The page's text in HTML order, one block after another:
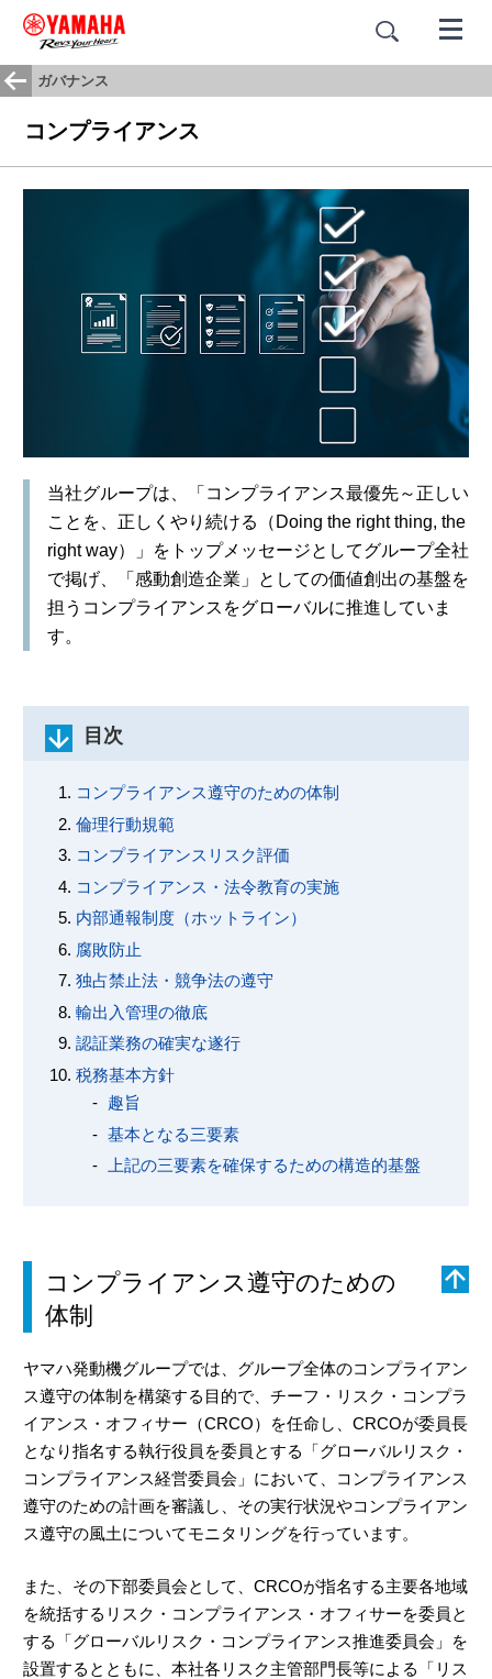
ガバナンス
コンプライアンス
当社グループは、「コンプライアンス最優先～正しい
ことを、正しくやり続ける（Doing the right thing, the
right way）」をトップメッセージとしてグループ全社
で掲げ、「感動創造企業」としての価値創出の基盤を
担うコンプライアンスをグローバルに推進していま
す。
目次
コンプライアンス遵守のための体制
倫理行動規範
コンプライアンスリスク評価
コンプライアンス・法令教育の実施
内部通報制度（ホットライン）
腐敗防止
独占禁止法・競争法の遵守
輸出入管理の徹底
認証業務の確実な遂行
税務基本方針
趣旨
基本となる三要素
上記の三要素を確保するための構造的基盤
コンプライアンス遵守のための
体制
ヤマハ発動機グループでは、グループ全体のコンプライアン
ス遵守の体制を構築する目的で、チーフ・リスク・コンプラ
イアンス・オフィサー（CRCO）を任命し、CRCOが委員長
となり指名する執行役員を委員とする「グローバルリスク・
コンプライアンス経営委員会」において、コンプライアンス
遵守のための計画を審議し、その実行状況やコンプライアン
ス遵守の風土についてモニタリングを行っています。
また、その下部委員会として、CRCOが指名する主要各地域
を統括するリスク・コンプライアンス・オフィサーを委員と
する「グローバルリスク・コンプライアンス推進委員会」を
設置するとともに、本社各リスク主管部門長等による「リス